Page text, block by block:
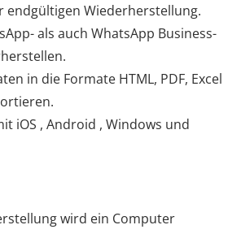
endgültigen Wiederherstellung.
als auch WhatsApp Business-
in die Formate HTML, PDF, Excel
iOS , Android , Windows und
wird ein Computer